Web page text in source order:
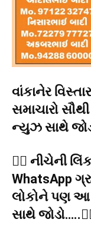
વાંકાનેર
સમાચારો
ન્યુઝ સાથે
👉🏻 નીચેની
WhatsApp
લોકોને પણ આ
સાથે